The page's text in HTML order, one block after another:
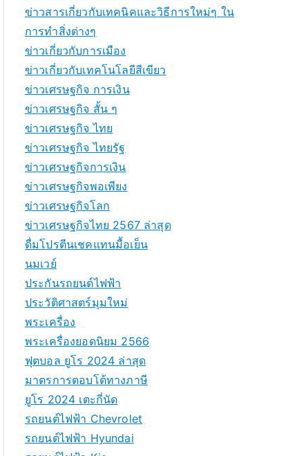
ข่าวสารเกี่ยวกับเทคนิคและวิธีการใหม่ๆ ใน
การทำสิ่งต่างๆ
ข่าวเกี่ยวกับการเมือง
ข่าวเกี่ยวกับเทคโนโลยีสีเขียว
ข่าวเศรษฐกิจ การเงิน
ข่าวเศรษฐกิจ สั้น ๆ
ข่าวเศรษฐกิจ ไทย
ข่าวเศรษฐกิจ ไทยรัฐ
ข่าวเศรษฐกิจการเงิน
ข่าวเศรษฐกิจพอเพียง
ข่าวเศรษฐกิจโลก
ข่าวเศรษฐกิจไทย 2567 ล่าสุด
ดื่มโปรตีนเชคแทนมื้อเย็น
นมเวย์
ประกันรถยนต์ไฟฟ้า
ประวัติศาสตร์มุมใหม่
พระเครื่อง
พระเครื่องยอดนิยม 2566
ฟุตบอล ยูโร 2024 ล่าสุด
มาตรการตอบโต้ทางภาษี
ยูโร 2024 เตะกี่นัด
รถยนต์ไฟฟ้า Chevrolet
รถยนต์ไฟฟ้า Hyundai